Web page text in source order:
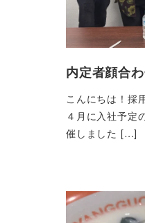
内定者顔合
こんにちは！採
４月に入社予定
催しました […]